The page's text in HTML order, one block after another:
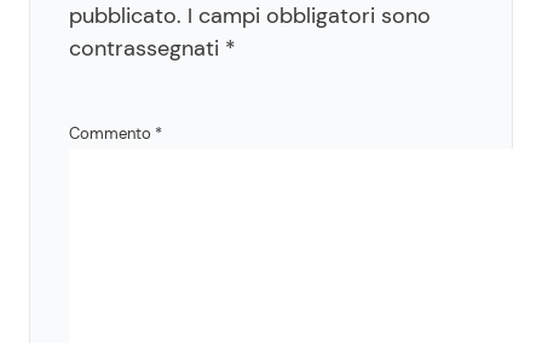
pubblicato. I campi obbligatori sono
contrassegnati *
Commento *